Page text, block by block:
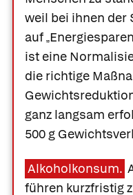
weil bei ihnen der
auf „Energiesparen
ist eine
die richtige
ganz langsam
500 g
Alkoholkonsum.
führen kurzfristig